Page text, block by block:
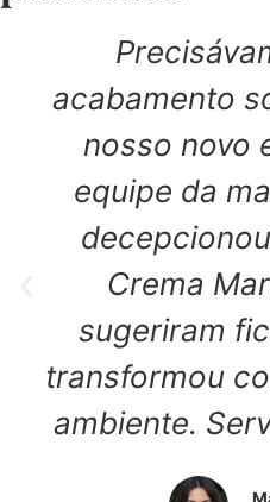
acabamento
nosso novo
equipe da
Crema
sugeriram
transformou
ambiente.